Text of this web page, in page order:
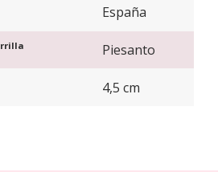
España
Piesanto
4,5 cm